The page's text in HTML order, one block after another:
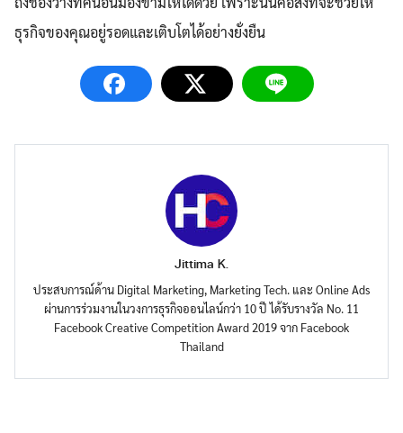
ธุรกิจของคุณอยู่รอดและเติบโตได้อย่างยั่งยืน
Jittima K.
ประสบการณ์ด้าน Digital Marketing, Marketing Tech. และ Online Ads
ผ่านการร่วมงานในวงการธุรกิจออนไลน์กว่า 10 ปี ได้รับรางวัล No. 11
Facebook Creative Competition Award 2019 จาก Facebook
Thailand